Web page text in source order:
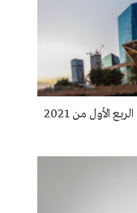
الأول من 2021